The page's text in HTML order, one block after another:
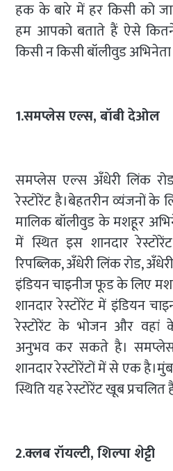
हक के बारे में हर किसी को
हम आपको बताते हैं ऐसे
किसी न किसी बॉलीवुड
1.समप्लेस एल्स, बॉबी देओल
समप्लेस एल्स अँधेरी लिंक
रेस्टोरेंट है।बेहतरीन व्यंजनों के
मालिक बॉलीवुड के मशहूर
में स्थित इस शानदार
रिपब्लिक, अँधेरी लिंक रोड,
इंडियन चाइनीज फूड के लिए
शानदार रेस्टोरेंट में इंडियन
रेस्टोरेंट के भोजन और वहां
अनुभव कर सकते है।
शानदार रेस्टोरेंटों में से एक
स्थिति यह रेस्टोरेंट खूब प्रचलित
2.क्लब रॉयल्टी, शिल्पा शेट्टी